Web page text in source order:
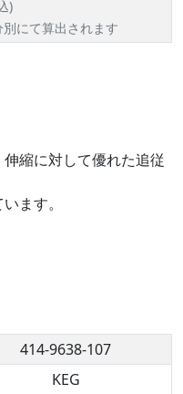
)
にて算出されます
縮に対して優れた追従
ます。
414-9638-107
KEG